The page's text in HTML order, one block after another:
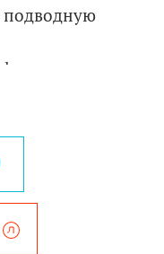
подводную
осмотрите
себя
вперед!